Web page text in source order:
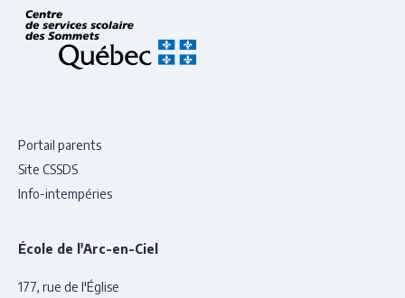
Portail parents
Site CSSDS
Info-intempéries
École de l'Arc-en-Ciel
177, rue de l'Église